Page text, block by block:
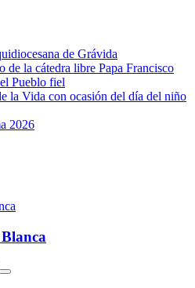
de Grávida
de la cátedra libre Papa Francisco
Pueblo fiel
la Vida con ocasión del día del niño
2026